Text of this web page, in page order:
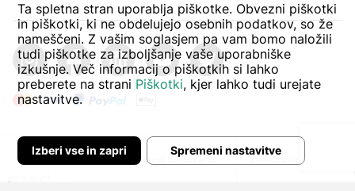
Avtor: Pogoji poslovanja Zasebnost in piškoti
Ta spletna stran uporablja piškotke. Obvezni piškotki
in piškotki, ki ne obdelujejo osebnih podatkov, so že
nameščeni. Z vašim soglasjem pa vam bomo naložili
tudi piškotke za izboljšanje vaše uporabniške
izkušnje. Več informacij o piškotkih si lahko
preberete na strani Piškotki, kjer lahko tudi urejate
nastavitve.
Spremeni nastavitve
Izberi vse in zapri